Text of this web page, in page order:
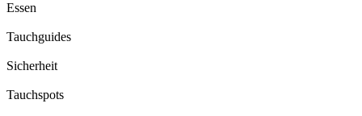
Essen
Tauchguides
Sicherheit
Tauchspots